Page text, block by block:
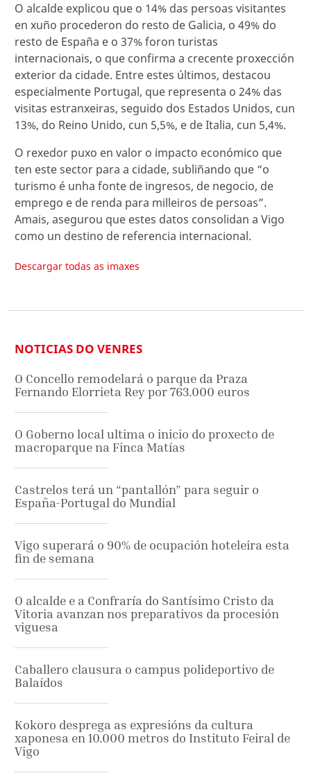
O alcalde explicou que o 14% das persoas visitantes
en xuño procederon do resto de Galicia, o 49% do
resto de España e o 37% foron turistas
internacionais, o que confirma a crecente proxección
exterior da cidade. Entre estes últimos, destacou
especialmente Portugal, que representa o 24% das
visitas estranxeiras, seguido dos Estados Unidos, cun
13%, do Reino Unido, cun 5,5%, e de Italia, cun 5,4%.
O rexedor puxo en valor o impacto económico que
ten este sector para a cidade, subliñando que “o
turismo é unha fonte de ingresos, de negocio, de
emprego e de renda para milleiros de persoas”.
Amais, asegurou que estes datos consolidan a Vigo
como un destino de referencia internacional.
Descargar todas as imaxes
NOTICIAS DO VENRES
O Concello remodelará o parque da Praza
Fernando Elorrieta Rey por 763.000 euros
O Goberno local ultima o inicio do proxecto de
macroparque na Finca Matías
Castrelos terá un “pantallón” para seguir o
España-Portugal do Mundial
Vigo superará o 90% de ocupación hoteleira esta
fin de semana
O alcalde e a Confraría do Santísimo Cristo da
Vitoria avanzan nos preparativos da procesión
viguesa
Caballero clausura o campus polideportivo de
Balaídos
Kokoro desprega as expresións da cultura
xaponesa en 10.000 metros do Instituto Feiral de
Vigo